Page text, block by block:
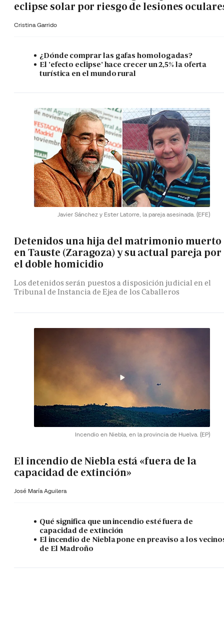
eclipse solar por riesgo de lesiones
Cristina Garrido
¿Dónde comprar las gafas homologadas?
El 'efecto eclipse' hace crecer un 2,5% la oferta
turística en el mundo rural
Javier Sánchez y Ester Latorre, la pareja asesinada. (EFE)
Detenidos una hija del matrimonio muerto
en Tauste (Zaragoza) y su actual pareja por
el doble homicidio
Los detenidos serán puestos a disposición judicial en el
Tribunal de Instancia de Ejea de los Caballeros
Incendio en Niebla, en la provincia de Huelva. (EP)
El incendio de Niebla está «fuera de la
capacidad de extinción»
José María Aguilera
Qué significa que un incendio esté fuera de
capacidad de extinción
El incendio de Niebla pone en preaviso a los
de El Madroño